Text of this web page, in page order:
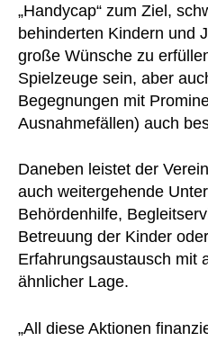
„Handycap“ zum Ziel,
behinderten Kindern und
große Wünsche zu
Spielzeuge sein, aber
Begegnungen mit
Ausnahmefällen) auch
Daneben leistet der
auch weitergehende
Behördenhilfe,
Betreuung der Kinder
Erfahrungsaustausch mit
ähnlicher Lage.
„All diese Aktionen